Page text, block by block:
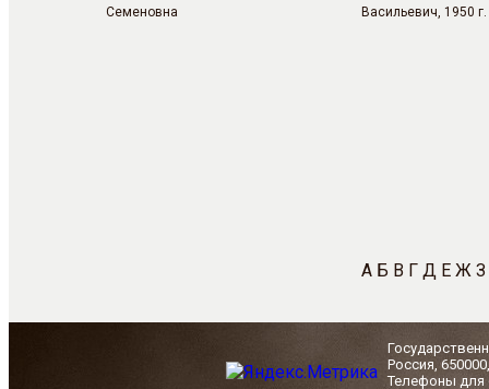
Семеновна
Васильевич, 1950 г.
А Б В Г Д Е Ж З
Россия,
Телефоны для